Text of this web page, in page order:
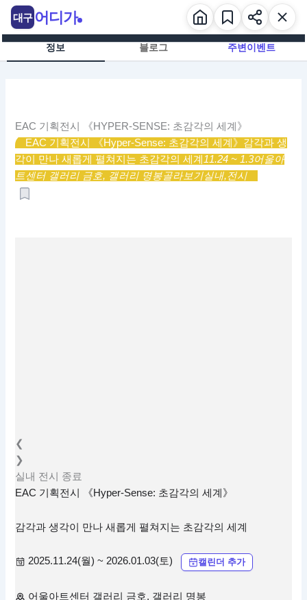
츠
정보 블로그 주변이벤트
EAC 기획전시 《HYPER-SENSE: 초감각의 세계》
EAC 기획전시 《Hyper-Sense: 초감각의 세계》 감각과 생
각이 만나 새롭게 펼쳐지는 초감각의 세계11.24 ~ 1.3어울아
트센터 갤러리 금호, 갤러리 명봉골라보기실내,전시
❮
❯
실내 전시 종료
EAC 기획전시 《Hyper-Sense: 초감각의 세계》
감각과 생각이 만나 새롭게 펼쳐지는 초감각의 세계
2025.11.24(월) ~ 2026.01.03(토) 캘린더 추가
어울아트센터 갤러리 금호, 갤러리 명봉
대구 어디가